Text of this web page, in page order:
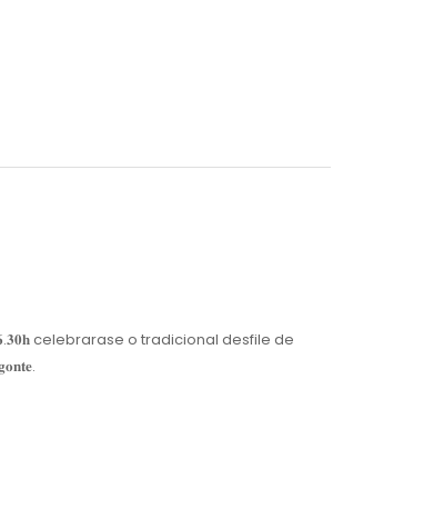
celebrarase o tradicional desfile de